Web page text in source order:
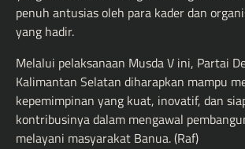
penuh antusias oleh para kader dan
yang hadir.
Melalui pelaksanaan Musda V ini, Partai
Kalimantan Selatan diharapkan mampu
kepemimpinan yang kuat, inovatif, dan
kontribusinya dalam mengawal
melayani masyarakat Banua. (Raf)